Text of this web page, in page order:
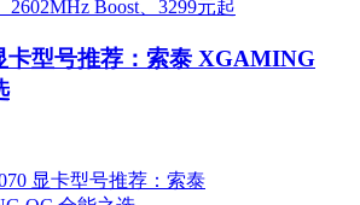
卡型号推荐：索泰 XGAMING